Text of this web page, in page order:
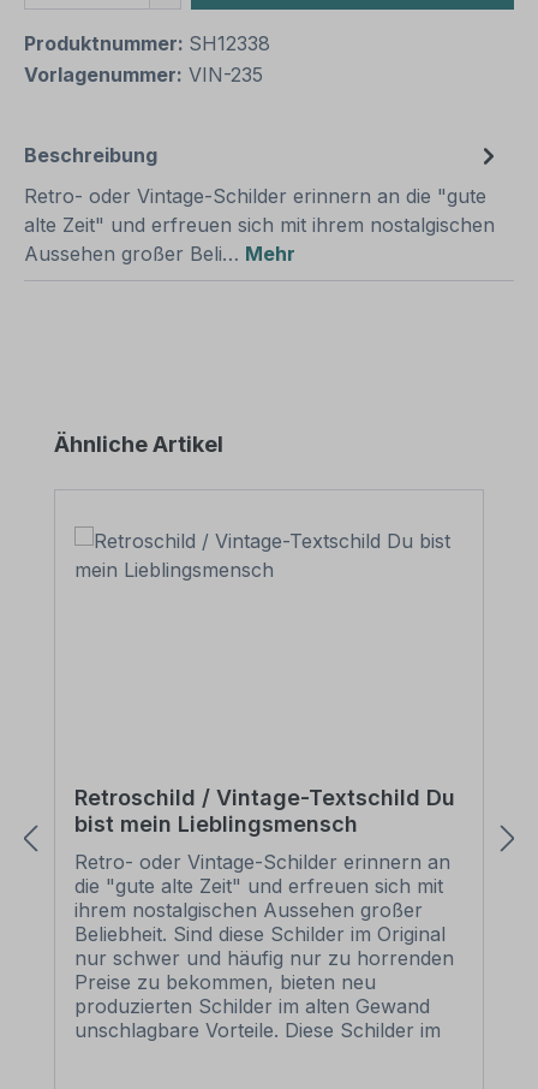
Produktnummer: SH12338
Vorlagenummer: VIN-235
Beschreibung
Retro- oder Vintage-Schilder erinnern an die "gute
alte Zeit" und erfreuen sich mit ihrem nostalgischen
Aussehen großer Beli… Mehr
Produktgalerie überspringen
Ähnliche Artikel
Retroschild / Vintage-Textschild Du
bist mein Lieblingsmensch
Retro- oder Vintage-Schilder erinnern an
die "gute alte Zeit" und erfreuen sich mit
ihrem nostalgischen Aussehen großer
Beliebheit. Sind diese Schilder im Original
nur schwer und häufig nur zu horrenden
Preise zu bekommen, bieten neu
produzierten Schilder im alten Gewand
unschlagbare Vorteile. Diese Schilder im